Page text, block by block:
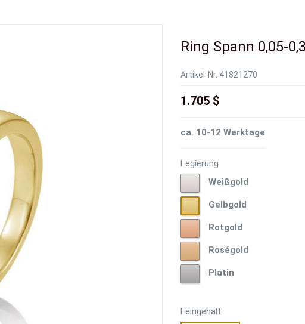
Ring Spann 0,05-
Artikel-Nr. 41821270
1.705 $
ca. 10-12 Werktage
Legierung
WeißgoldWeißgold
GelbgoldGelbgold
RotgoldRotgold
RoségoldRoségold
Platin
Feingehalt